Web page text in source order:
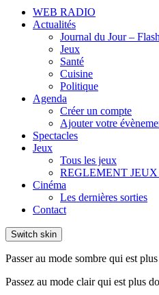
WEB RADIO
Actualités
Journal du Jour – Flash
Jeux
Santé
Cuisine
Politique
Agenda
Créer un compte
Ajouter votre
Spectacles
Jeux
Tous les jeux
REGLEMENT
Cinéma
Les dernières sorties
Contact
Switch skin
Passer au mode sombre qui est
Passez au mode clair qui est plus